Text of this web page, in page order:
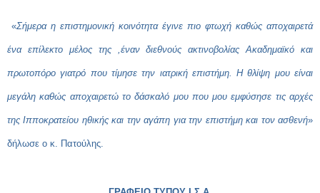
«Σήμερα η επιστημονική κοινότητα έγινε πιο φτωχή καθώς αποχαιρετά
ένα επίλεκτο μέλος της ,έναν διεθνούς ακτινοβολίας Ακαδημαϊκό και
πρωτοπόρο γιατρό που τίμησε την ιατρική επιστήμη. Η θλίψη μου είναι
μεγάλη καθώς αποχαιρετώ το δάσκαλό μου που μου εμφύσησε τις αρχές
της Ιπποκρατείου ηθικής και την αγάπη για την επιστήμη και τον ασθενή»
δήλωσε ο κ. Πατούλης.